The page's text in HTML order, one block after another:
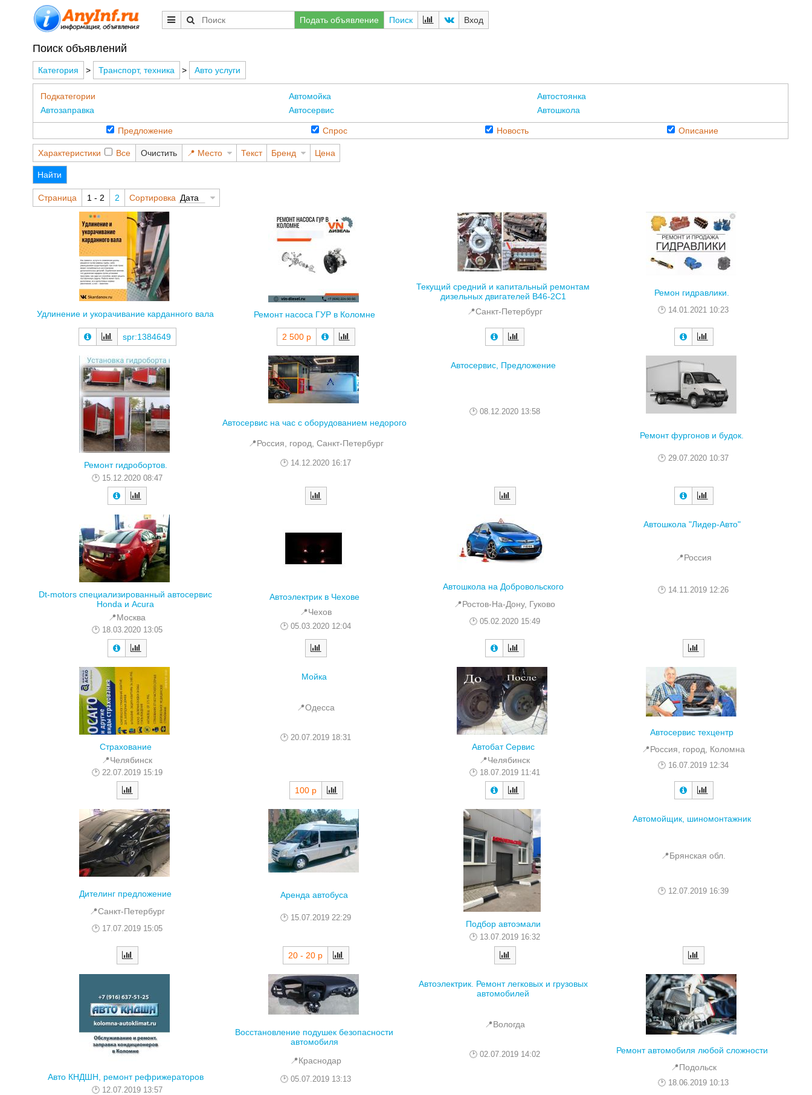
Подать объявление Поиск Вход
Поиск объявлений
Категория > Транспорт, техника > Авто услуги
Подкатегории
Автозаправка
Автомойка
Автосервис
Автостоянка
Автошкола
Предложение Спрос Новость Описание
Характеристики Все Очистить Место Текст Бренд Цена
Найти
Страница 1 - 2 2 Сортировка Дата
Удлинение и укорачивание карданного вала
spr:1384649
Ремонт насоса ГУР в Коломне
2 500 р
Текущий средний и капитальный ремонтам
дизельных двигателей В46-2С1
📍Санкт-Петербург
Ремон гидравлики.
14.01.2021 10:23
Ремонт гидробортов.
15.12.2020 08:47
Автосервис на час с оборудованием недорого
📍Россия, город, Санкт-Петербург
14.12.2020 16:17
Автосервис, Предложение
08.12.2020 13:58
Ремонт фургонов и будок.
29.07.2020 10:37
Dt-motors специализированный автосервис
Honda и Acura
📍Москва
18.03.2020 13:05
Автоэлектрик в Чехове
📍Чехов
05.03.2020 12:04
Автошкола на Добровольского
📍Ростов-На-Дону, Гуково
05.02.2020 15:49
Автошкола "Лидер-Авто"
📍Россия
14.11.2019 12:26
Страхование
📍Челябинск
22.07.2019 15:19
Мойка
📍Одесса
20.07.2019 18:31
100 р
Автобат Сервис
📍Челябинск
18.07.2019 11:41
Автосервис техцентр
📍Россия, город, Коломна
16.07.2019 12:34
Дителинг предложение
📍Санкт-Петербург
17.07.2019 15:05
Аренда автобуса
15.07.2019 22:29
20 - 20 р
Подбор автоэмали
13.07.2019 16:32
Автомойщик, шиномонтажник
📍Брянская обл.
12.07.2019 16:39
Авто КНДШН, ремонт рефрижераторов
12.07.2019 13:57
Восстановление подушек безопасности
автомобиля
📍Краснодар
05.07.2019 13:13
Автоэлектрик. Ремонт легковых и грузовых
автомобилей
📍Вологда
02.07.2019 14:02
Ремонт автомобиля любой сложности
📍Подольск
18.06.2019 10:13